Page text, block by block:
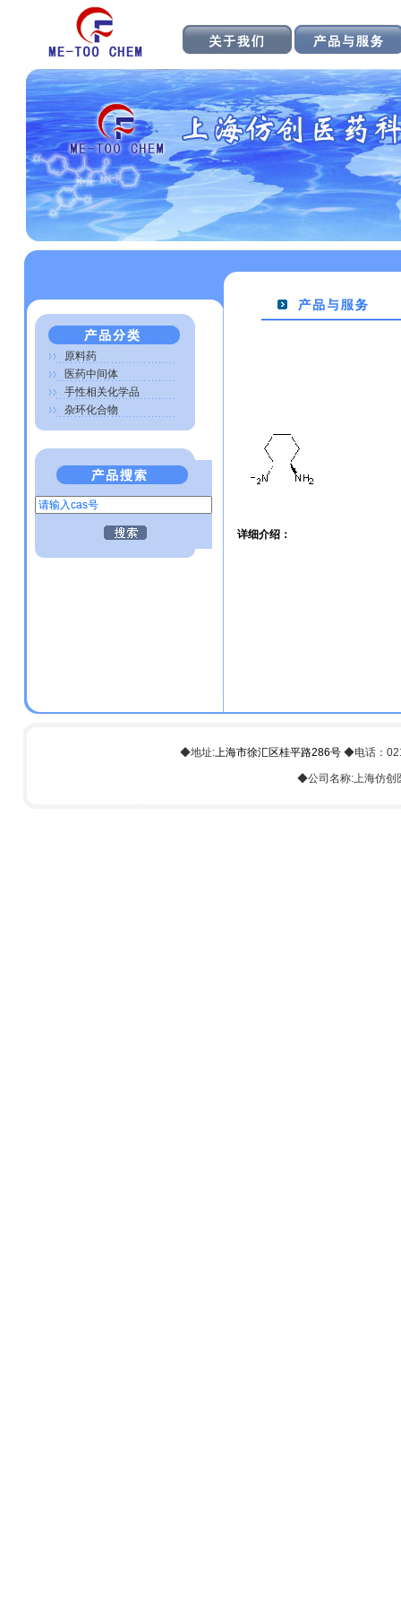
原料药
医药中间体
手性相关化学品
杂环化合物
详细介绍：
◆地址:上海市徐汇区桂平路286号 ◆电话：
◆公司名称:上海仿创